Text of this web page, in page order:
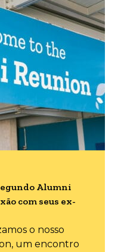
Alumni
com seus ex-
o nosso
um encontro